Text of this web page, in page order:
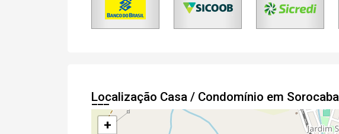
Localização Casa / Condomínio em Sorocaba
+